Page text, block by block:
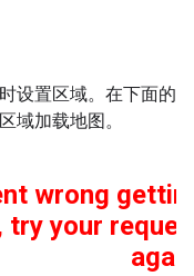
设置区域。在下面的
域加载地图。